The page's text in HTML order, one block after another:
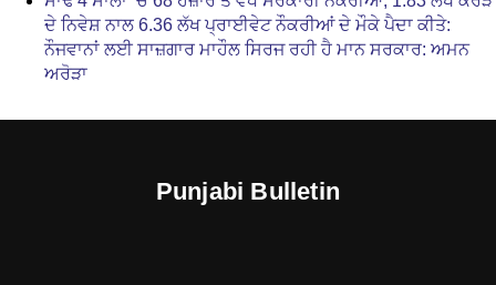
ਦੇ ਨਿਵੇਸ਼ ਨਾਲ 6.36 ਲੱਖ ਪ੍ਰਾਈਵੇਟ ਨੌਕਰੀਆਂ ਦੇ ਮੌਕੇ ਪੈਦਾ ਕੀਤੇ:
ਨੌਜਵਾਨਾਂ ਲਈ ਸਾਜ਼ਗਾਰ ਮਾਹੌਲ ਸਿਰਜ ਰਹੀ ਹੈ ਮਾਨ ਸਰਕਾਰ: ਅਮਨ
ਅਰੋੜਾ
Punjabi Bulletin